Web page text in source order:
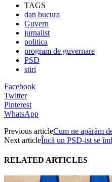
TAGS
dan bucura
Guvern
jurnalist
politica
program de guvernare
PSD
stiri
Facebook
Twitter
Pinterest
WhatsApp
Previous articleCum ne apărăm
Next articleÎncă un PSD-ist se
RELATED ARTICLES